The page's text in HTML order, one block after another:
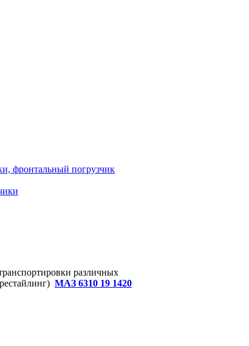
фронтальный погрузчик
различных
МАЗ 6310 19 1420